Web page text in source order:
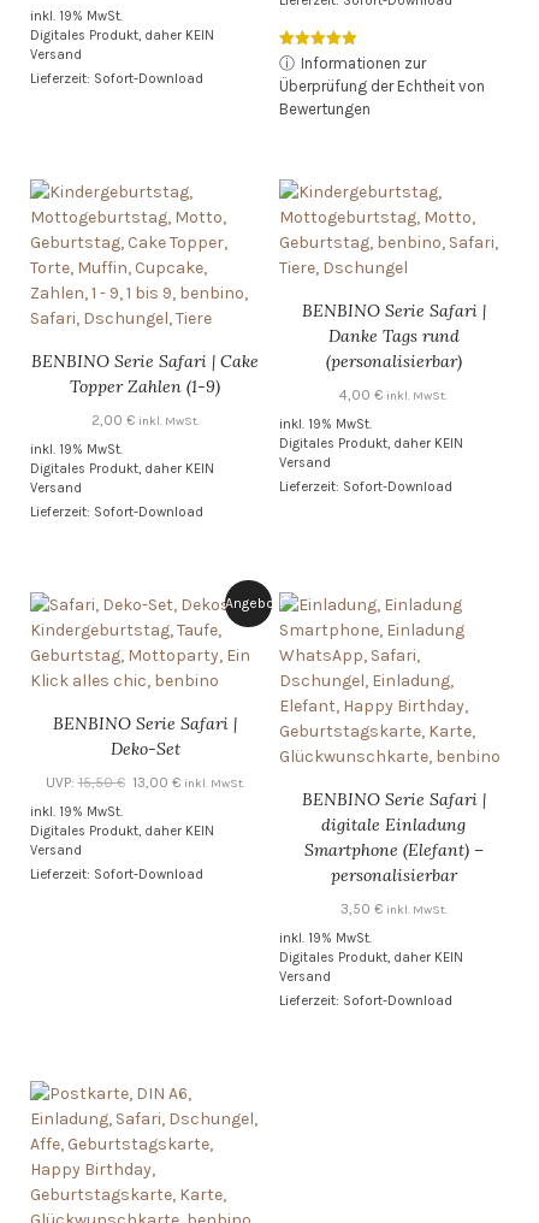
inkl. 19% MwSt.
Digitales Produkt, daher KEIN
Versand
Lieferzeit: Sofort-Download
Bewertet mit
5.00
von 5
ⓘ Informationen zur
Überprüfung der Echtheit von
Bewertungen
BENBINO Serie Safari | Cake
Topper Zahlen (1-9)
2,00 € inkl. MwSt.
inkl. 19% MwSt.
Digitales Produkt, daher KEIN
Versand
Lieferzeit: Sofort-Download
BENBINO Serie Safari |
Danke Tags rund
(personalisierbar)
4,00€ inkl. MwSt.
inkl. 19% MwSt.
Digitales Produkt, daher KEIN
Versand
Lieferzeit: Sofort-Download
Angebot!
BENBINO Serie Safari |
Deko-Set
UVP: 15,50€ Ursprünglicher
war:
13,00 €Aktueller
ist:
inkl. MwSt.
inkl. 19% MwSt.
Digitales Produkt, daher KEIN
Versand
Lieferzeit: Sofort-Download
BENBINO Serie Safari |
digitale Einladung
Smartphone (Elefant) –
personalisierbar
3,50 € inkl. MwSt.
inkl. 19% MwSt.
Digitales Produkt, daher KEIN
Versand
Lieferzeit: Sofort-Download